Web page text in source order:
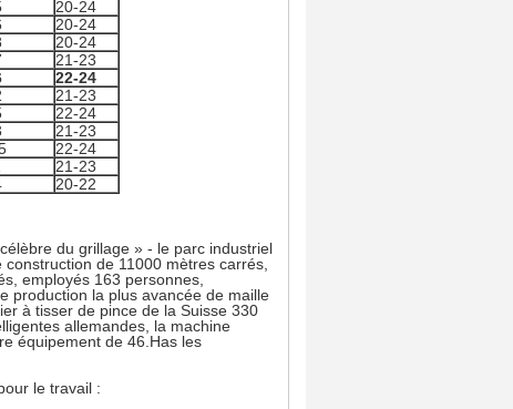
20-24
20-24
20-24
21-23
22-24
21-23
22-24
21-23
22-24
21-23
20-22
du grillage » - le parc industriel
de 11000 mètres carrés,
employés 163 personnes,
production la plus avancée de maille
à tisser de pince de la Suisse 330
allemandes, la machine
équipement de 46.Has les
le travail :